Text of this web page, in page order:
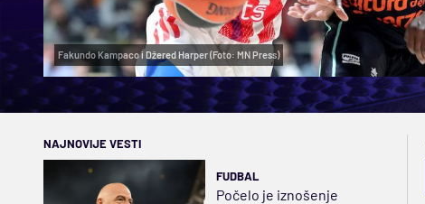
Fakundo Kampaco i Džered Harper (Foto: MN Press)
NAJNOVIJE VESTI
FUDBAL
Počelo je iznošenje